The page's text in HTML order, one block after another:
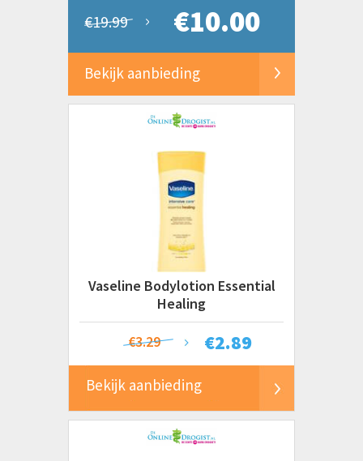
€19.99 €10.00
Bekijk aanbieding
Vaseline Bodylotion Essential
Healing
€2.89
€3.29
Bekijk aanbieding